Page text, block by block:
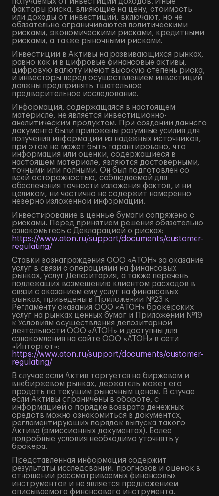
факторы риска, влияющие на цену, стоимость
или доходы от инвестиций, включают, но не
обязательно ограничиваются политическими
рисками, экономическими рисками, кредитными
рисками, а также рыночными рисками.
Инвестиции в Активы на развивающихся рынках,
равно как и в цифровые финансовые активы,
цифровую валюту имеют высокую степень риска,
и инвесторы перед осуществлением инвестиций
должны предпринять тщательное
предварительное исследование.
Информация, содержащаяся в настоящем
материале, не является инвестиционно-
аналитическим продуктом. При создании данного
документа были приложены разумные усилия для
получения информации из надежных источников,
при этом не может быть гарантировано, что
информация или оценки, содержащиеся в
настоящем материале, являются достоверными,
точными или полными. Он был подготовлен со
всей осторожностью, соблюдаемой для
обеспечения точности изложения фактов, и ни
целиком, ни частично не содержит намеренно
неверно изложенной информации.
Инвестирование в ценные бумаги сопряжено с
рисками. Перед принятием решения обязательно
ознакомьтесь с Декларацией о рисках:
https://www.aton.ru/support/documents/customer-
regulating/
Ставки вознаграждения ООО «АТОН» за оказание
услуг в связи с операциями на финансовых
рынках, услуг Депозитария, а также перечень
подлежащих возмещению клиентом расходов в
связи с оказанием ему услуг на финансовых
рынках, приведены в Приложении №23 к
Регламенту оказания ООО «АТОН» брокерских
услуг на рынках ценных бумаг и Приложении №19
к Условиям осуществления депозитарной
деятельности ООО «АТОН» и доступны для
ознакомления на сайте ООО «АТОН» в сети
«Интернет»:
https://www.aton.ru/support/documents/customer-
regulating/
В случае если Актив торгуется на биржевом и
внебиржевом рынках, держатель может его
продать по текущим рыночным ценам. В случае
если Активы ограничены в обороте, с
информацией о порядке возврата денежных
средств можно ознакомиться в документах,
регламентирующих порядок выпуска такого
Актива (эмиссионных документах). Более
подробные условия необходимо уточнять у
брокера.
Представленная информация содержит
результаты исследований, прогнозов и оценок в
отношении рассматриваемых финансовых
инструментов и не является предложением
описываемого финансового инструмента.